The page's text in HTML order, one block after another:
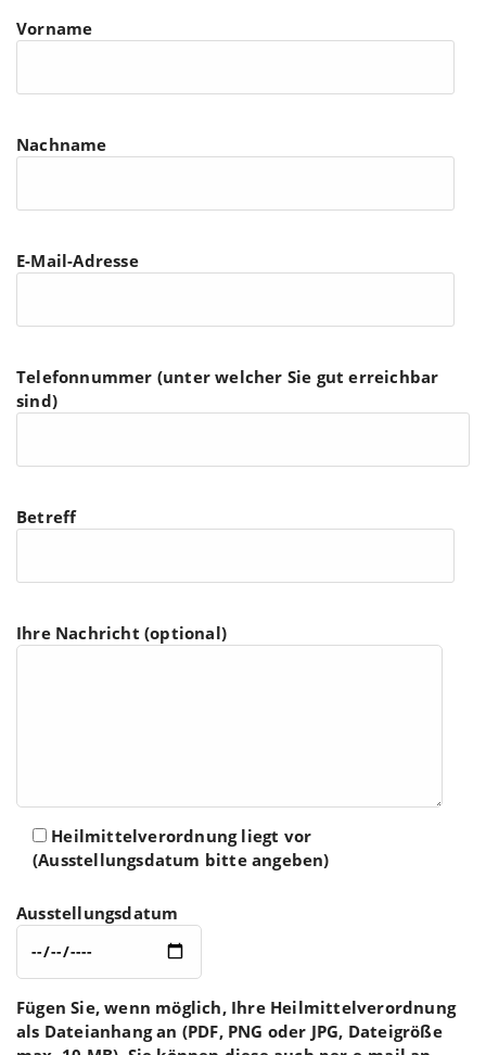
Bitte lasse dieses Feld leer.
Vorname
Nachname
E-Mail-Adresse
Telefonnummer (unter welcher Sie gut erreichbar
sind)
Betreff
Ihre Nachricht (optional)
Heilmittelverordnung liegt vor
(Ausstellungsdatum bitte angeben)
Ausstellungsdatum
Fügen Sie, wenn möglich, Ihre Heilmittelverordnung
als Dateianhang an (PDF, PNG oder JPG, Dateigröße